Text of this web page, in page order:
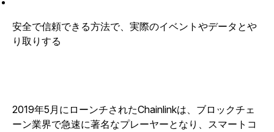
安全で信頼できる方法で、実際のイベントやデータとや
り取りする
2019年5月にローンチされたChainlinkは、ブロックチェ
ーン業界で急速に著名なプレーヤーとなり、スマートコ